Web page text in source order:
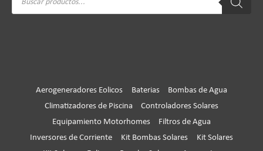
Aerogeneradores Eolicos Baterias
Bombas de Agua
Climatizadores de Piscina
Controladores Solares
Equipamiento Motorhomes
Filtros de Agua
Inversores de Corriente
Kit Bombas Solares
Kit Solares